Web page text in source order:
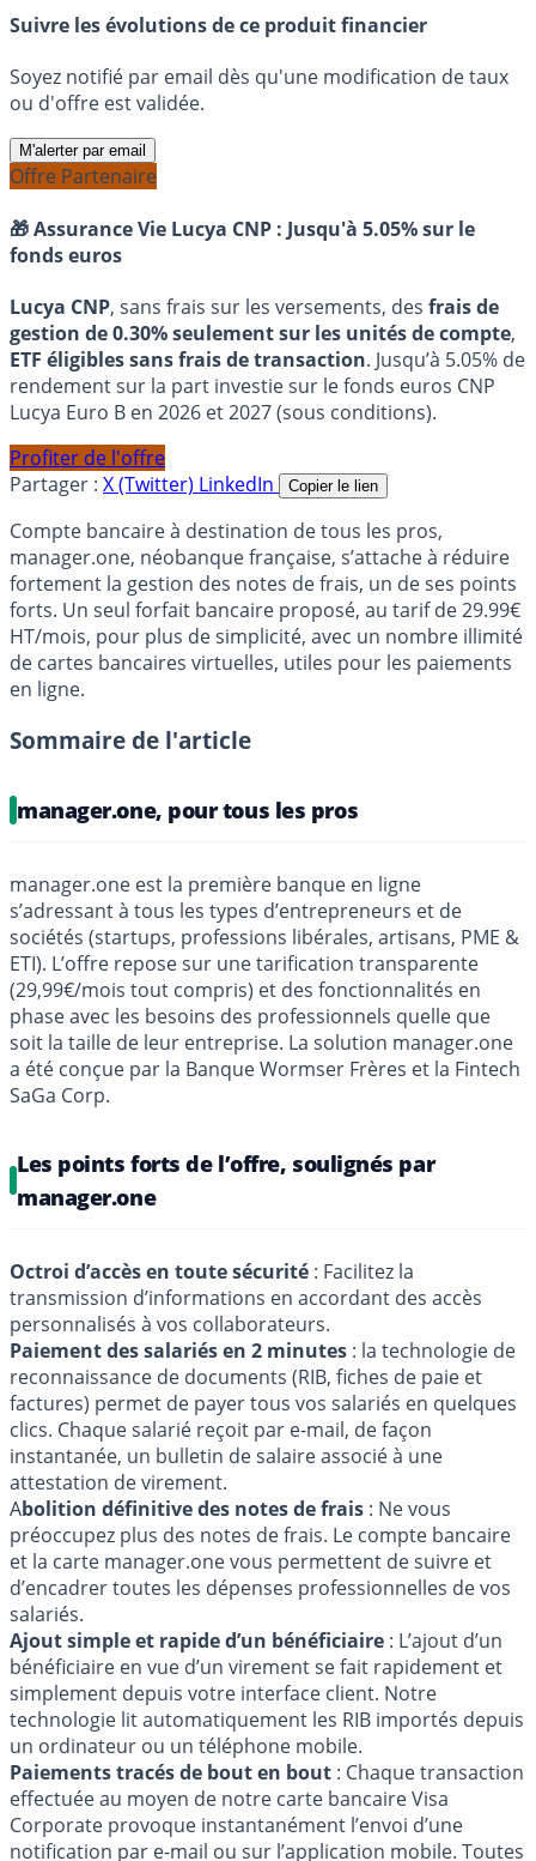
Suivre les évolutions de ce produit financier
Soyez notifié par email dès qu'une modification de taux
ou d'offre est validée.
M'alerter par email
Offre Partenaire
🎁 Assurance Vie Lucya CNP : Jusqu'à 5.05% sur le
fonds euros
Lucya CNP, sans frais sur les versements, des frais de
gestion de 0.30% seulement sur les unités de compte,
ETF éligibles sans frais de transaction. Jusqu’à 5.05% de
rendement sur la part investie sur le fonds euros CNP
Lucya Euro B en 2026 et 2027 (sous conditions).
Profiter de l'offre
Partager : X (Twitter) LinkedIn Copier le lien
Compte bancaire à destination de tous les pros,
manager.one, néobanque française, s’attache à réduire
fortement la gestion des notes de frais, un de ses points
forts. Un seul forfait bancaire proposé, au tarif de 29.99€
HT/mois, pour plus de simplicité, avec un nombre illimité
de cartes bancaires virtuelles, utiles pour les paiements
en ligne.
Sommaire de l'article
manager.one, pour tous les pros
manager.one est la première banque en ligne
s’adressant à tous les types d’entrepreneurs et de
sociétés (startups, professions libérales, artisans, PME &
ETI). L’offre repose sur une tarification transparente
(29,99€/mois tout compris) et des fonctionnalités en
phase avec les besoins des professionnels quelle que
soit la taille de leur entreprise. La solution manager.one
a été conçue par la Banque Wormser Frères et la Fintech
SaGa Corp.
Les points forts de l’offre, soulignés par
manager.one
Octroi d’accès en toute sécurité : Facilitez la
transmission d’informations en accordant des accès
personnalisés à vos collaborateurs.
Paiement des salariés en 2 minutes : la technologie de
reconnaissance de documents (RIB, fiches de paie et
factures) permet de payer tous vos salariés en quelques
clics. Chaque salarié reçoit par e-mail, de façon
instantanée, un bulletin de salaire associé à une
attestation de virement.
Abolition définitive des notes de frais : Ne vous
préoccupez plus des notes de frais. Le compte bancaire
et la carte manager.one vous permettent de suivre et
d’encadrer toutes les dépenses professionnelles de vos
salariés.
Ajout simple et rapide d’un bénéficiaire : L’ajout d’un
bénéficiaire en vue d’un virement se fait rapidement et
simplement depuis votre interface client. Notre
technologie lit automatiquement les RIB importés depuis
un ordinateur ou un téléphone mobile.
Paiements tracés de bout en bout : Chaque transaction
effectuée au moyen de notre carte bancaire Visa
Corporate provoque instantanément l’envoi d’une
notification par e-mail ou sur l’application mobile. Toutes